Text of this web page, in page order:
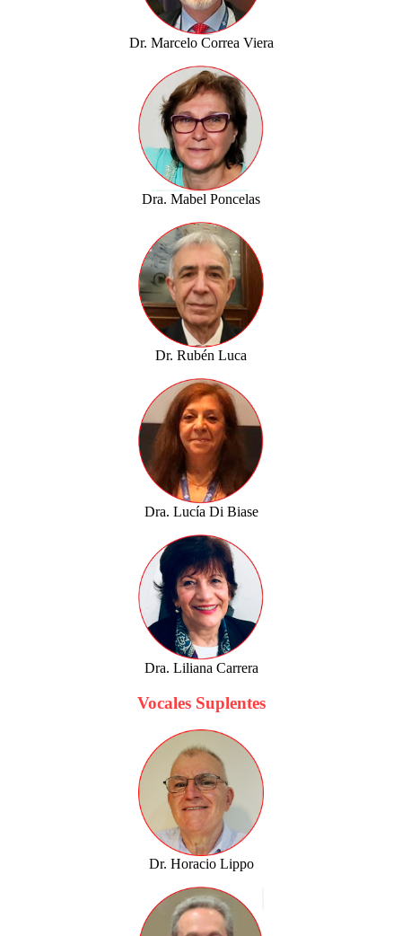
Dr. Marcelo Correa Viera
Dra. Mabel Poncelas
Dr. Rubén Luca
Dra. Lucía Di Biase
Dra. Liliana Carrera
Vocales Suplentes
Dr. Horacio Lippo